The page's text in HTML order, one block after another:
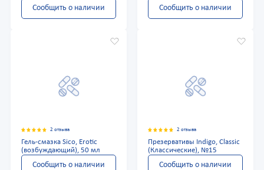
Сообщить о наличии Сообщить о наличии
2 отзыва
Гель-смазка Sico, Erotic
(возбуждающий), 50 мл
Сообщить о наличии
2 отзыва
Презервативы Indigo, Classic
(Классические), №15
Сообщить о наличии